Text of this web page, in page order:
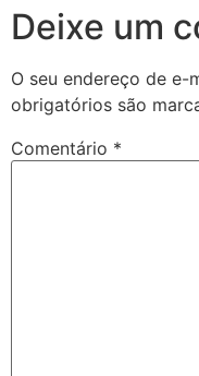
Deixe um
O seu endereço de e-
obrigatórios são
Comentário *